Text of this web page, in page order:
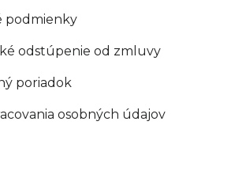
podmienky
odstúpenie od zmluvy
poriadok
osobných údajov